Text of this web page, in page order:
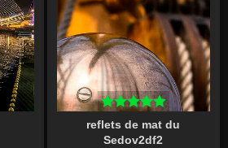
reflets de mat du
Sedov2df2